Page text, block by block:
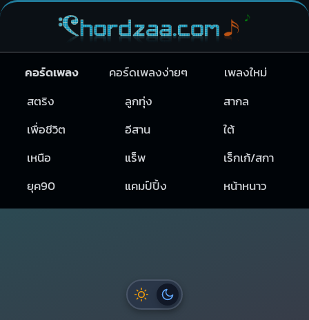
คอร์ดเพลง คอร์ดเพลงง่ายๆ
เพลงใหม่
สตริง
ลูกทุ่ง
สากล
เพื่อชีวิต
อีสาน
ใต้
เหนือ
แร็พ
เร็กเก้/สกา
ยุค90
แคมป์ปิ้ง หน้าหนาว